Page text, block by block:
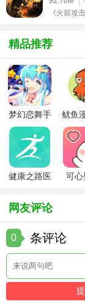
1. 掌握落地翻滚
2. 合理利用掩体
攻击，同时寻找
3. 精准报点：通
达敌人的位置信
4. 医疗物资管理
同时要注意管理
足。
5. 与队友沟通配
未来之役最新版
色和高度的策略
夺、环境灾害系
了全新的游戏体
《火箭攻
精品推荐
梦幻恋舞手
游
鱿鱼
线
健康之路医
可
网友评论
0 条评论